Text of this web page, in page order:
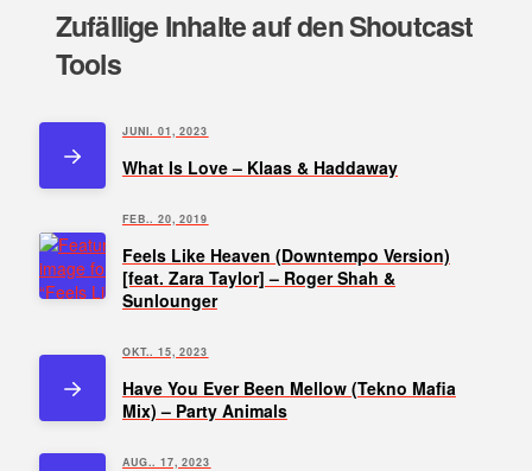
Zufällige Inhalte auf den Shoutcast
Tools
JUNI. 01, 2023
What Is Love – Klaas & Haddaway
FEB.. 20, 2019
Feels Like Heaven (Downtempo Version)
[feat. Zara Taylor] – Roger Shah &
Sunlounger
OKT.. 15, 2023
Have You Ever Been Mellow (Tekno Mafia
Mix) – Party Animals
AUG.. 17, 2023